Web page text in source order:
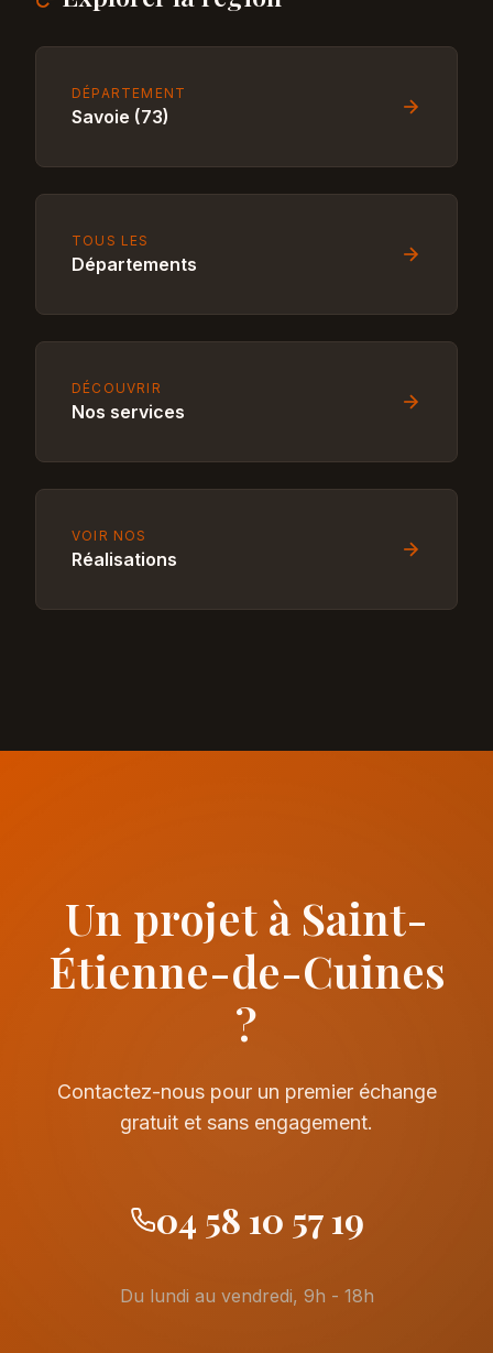
DÉPARTEMENT
Savoie (73)
TOUS LES
Départements
DÉCOUVRIR
Nos services
VOIR NOS
Réalisations
Un projet à Saint-
Étienne-de-Cuines
?
Contactez-nous pour un premier échange
gratuit et sans engagement.
04 58 10 57 19
Du lundi au vendredi, 9h - 18h